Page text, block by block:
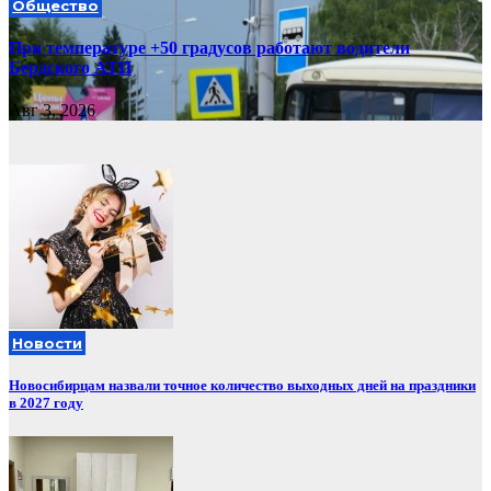
Общество
При температуре +50 градусов работают водители
Бердского АТП
Авг 3, 2026
Новости
Новосибирцам назвали точное количество выходных дней на праздники
в 2027 году